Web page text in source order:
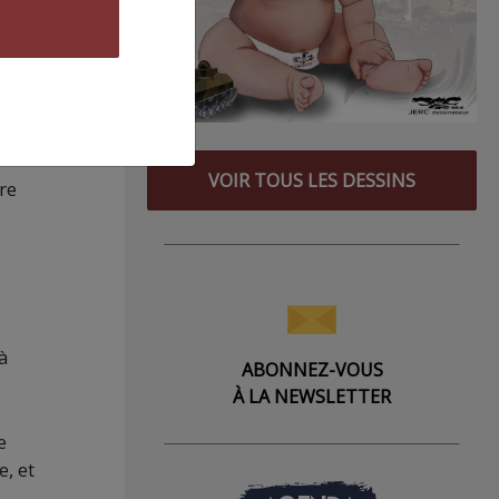
et
VOIR TOUS LES DESSINS
ABONNEZ-VOUS
À LA NEWSLETTER